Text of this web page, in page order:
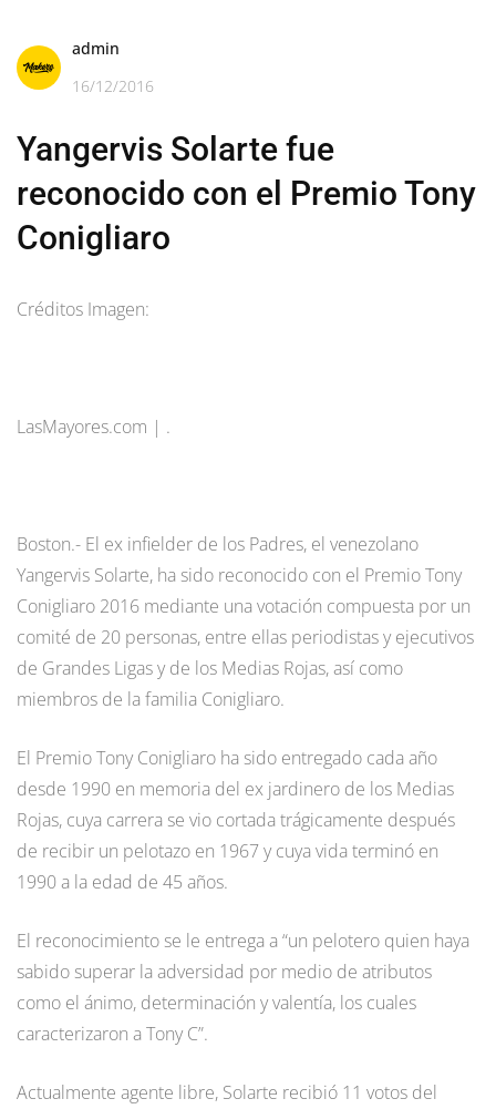
admin
16/12/2016
Yangervis Solarte fue
reconocido con el Premio Tony
Conigliaro
Créditos Imagen:
LasMayores.com | .
Boston.- El ex infielder de los Padres, el venezolano
Yangervis Solarte, ha sido reconocido con el Premio Tony
Conigliaro 2016 mediante una votación compuesta por un
comité de 20 personas, entre ellas periodistas y ejecutivos
de Grandes Ligas y de los Medias Rojas, así como
miembros de la familia Conigliaro.
El Premio Tony Conigliaro ha sido entregado cada año
desde 1990 en memoria del ex jardinero de los Medias
Rojas, cuya carrera se vio cortada trágicamente después
de recibir un pelotazo en 1967 y cuya vida terminó en
1990 a la edad de 45 años.
El reconocimiento se le entrega a “un pelotero quien haya
sabido superar la adversidad por medio de atributos
como el ánimo, determinación y valentía, los cuales
caracterizaron a Tony C”.
Actualmente agente libre, Solarte recibió 11 votos del